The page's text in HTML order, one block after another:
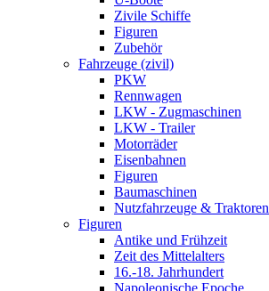
Zivile Schiffe
Figuren
Zubehör
Fahrzeuge (zivil)
PKW
Rennwagen
LKW - Zugmaschinen
LKW - Trailer
Motorräder
Eisenbahnen
Figuren
Baumaschinen
Nutzfahrzeuge & Traktoren
Figuren
Antike und Frühzeit
Zeit des Mittelalters
16.-18. Jahrhundert
Napoleonische Epoche